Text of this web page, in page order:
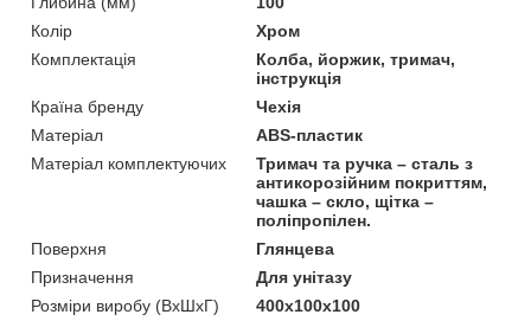
Колір
Хром
Комплектація
Колба, йоржик, тримач,
інструкція
Країна бренду
Чехія
Матеріал
ABS-пластик
Матеріал комплектуючих
Тримач та ручка – сталь з
антикорозійним покриттям,
чашка – скло, щітка –
поліпропілен.
Поверхня
Глянцева
Призначення
Для унітазу
Розміри виробу (ВхШхГ)
400x100x100